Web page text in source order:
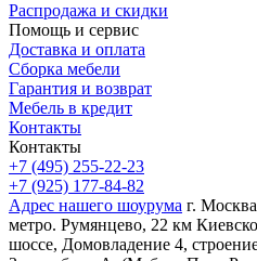
Распродажа и скидки
Помощь и сервис
Доставка и оплата
Сборка мебели
Гарантия и возврат
Мебель в кредит
Контакты
Контакты
+7 (495) 255-22-23
+7 (925) 177-84-82
Адрес нашего шоурума г.
метро. Румянцево, 22 км
шоссе, Домовладение 4,